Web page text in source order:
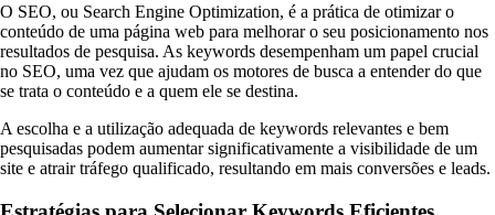
O SEO, ou Search Engine Optimization, é a prática de otimizar o
conteúdo de uma página web para melhorar o seu posicionamento nos
resultados de pesquisa. As keywords desempenham um papel crucial
no SEO, uma vez que ajudam os motores de busca a entender do que
se trata o conteúdo e a quem ele se destina.
A escolha e a utilização adequada de keywords relevantes e bem
pesquisadas podem aumentar significativamente a visibilidade de um
site e atrair tráfego qualificado, resultando em mais conversões e leads.